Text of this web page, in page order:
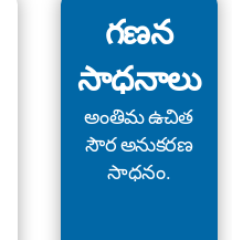
గణన
సాధనాలు
అంతిమ ఉచిత
సౌర అనుకరణ
సాధనం.